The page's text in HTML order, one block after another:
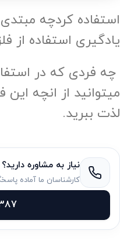
استفاده کردچه
یادگیری استفاده از
چه فردی که در
میتوانید از انچه این
لذت ببرید.
نیاز به مشاوره دارید؟
کارشناسان ما آماده